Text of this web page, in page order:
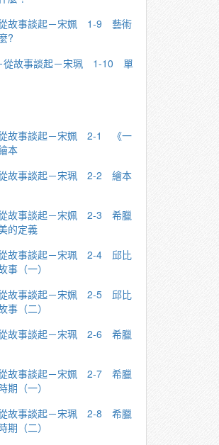
故事談起－宋姵 1-9 藝術
?
從故事談起－宋珮 1-10 單
故事談起－宋姵 2-1 《一
本
故事談起－宋珮 2-2 繪本
故事談起－宋姵 2-3 希臘
的定義
故事談起－宋珮 2-4 邱比
事（一）
故事談起－宋姵 2-5 邱比
事（二）
故事談起－宋珮 2-6 希臘
故事談起－宋姵 2-7 希臘
期（一）
故事談起－宋珮 2-8 希臘
期（二）